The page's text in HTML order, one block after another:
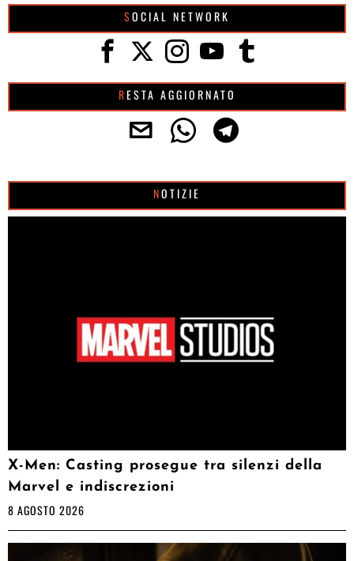
SOCIAL NETWORK
RESTA AGGIORNATO
NOTIZIE
X-Men: Casting prosegue tra silenzi della
Marvel e indiscrezioni
8 AGOSTO 2026